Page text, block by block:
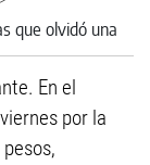
En el
por la